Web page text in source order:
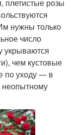
плетистые розы
нужны только
число
укрываются
чем кустовые
по уходу — в
неопытному